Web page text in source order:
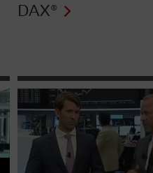
DAX®